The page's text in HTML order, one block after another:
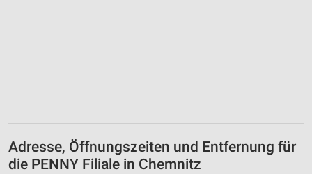
Adresse, Öffnungszeiten und Entfernung für
die PENNY Filiale in Chemnitz